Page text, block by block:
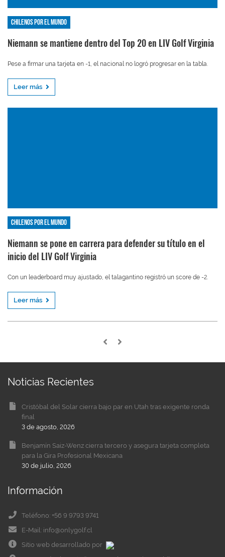
Chilenos por el mundo
Niemann se mantiene dentro del Top 20 en LIV Golf Virginia
Pese a firmar una tarjeta en -1, el nacional no logró progresar en la tabla.
Leer más
Chilenos por el mundo
Niemann se pone en carrera para defender su título en el
inicio del LIV Golf Virginia
Con un leaderboard muy ajustado, el talagantino registró un score de -2.
Leer más
Noticias Recientes
Cristóbal del Solar cierra bajo par en Utah tras exigente ronda
final
3 de agosto, 2026
Benjamín Saiz-Wenz cierra tercero y asegura tarjeta completa
para la Gira Profesional Mexicana
30 de julio, 2026
Información
Teléfono: +56 9 9793 9741
E-Mail: info@onlygolf.cl
Sitio web desarrollado por